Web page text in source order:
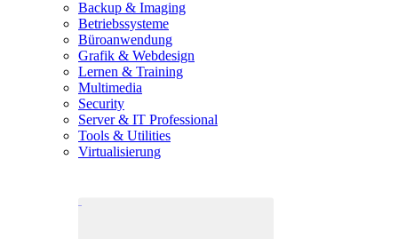
Backup & Imaging
Betriebssysteme
Büroanwendung
Grafik & Webdesign
Lernen & Training
Multimedia
Security
Server & IT Professional
Tools & Utilities
Virtualisierung